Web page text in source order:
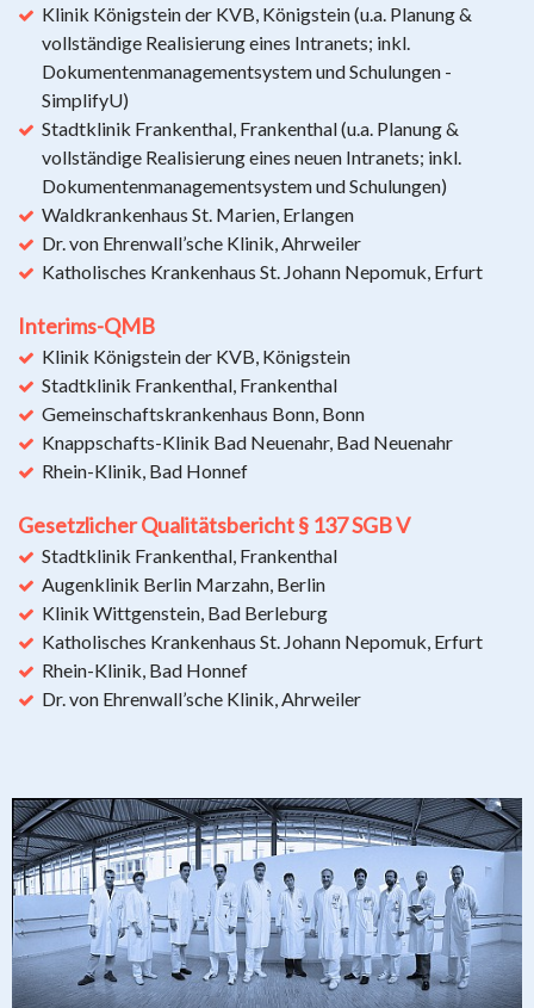
Klinik Königstein der KVB, Königstein (u.a. Planung &
vollständige Realisierung eines Intranets; inkl.
Dokumentenmanagementsystem und Schulungen -
SimplifyU)
Stadtklinik Frankenthal, Frankenthal (u.a. Planung &
vollständige Realisierung eines neuen Intranets; inkl.
Dokumentenmanagementsystem und Schulungen)
Waldkrankenhaus St. Marien, Erlangen
Dr. von Ehrenwall’sche Klinik, Ahrweiler
Katholisches Krankenhaus St. Johann Nepomuk, Erfurt
Interims-QMB
Klinik Königstein der KVB, Königstein
Stadtklinik Frankenthal, Frankenthal
Gemeinschaftskrankenhaus Bonn, Bonn
Knappschafts-Klinik Bad Neuenahr, Bad Neuenahr
Rhein-Klinik, Bad Honnef
Gesetzlicher Qualitätsbericht § 137 SGB V
Stadtklinik Frankenthal, Frankenthal
Augenklinik Berlin Marzahn, Berlin
Klinik Wittgenstein, Bad Berleburg
Katholisches Krankenhaus St. Johann Nepomuk, Erfurt
Rhein-Klinik, Bad Honnef
Dr. von Ehrenwall’sche Klinik, Ahrweiler